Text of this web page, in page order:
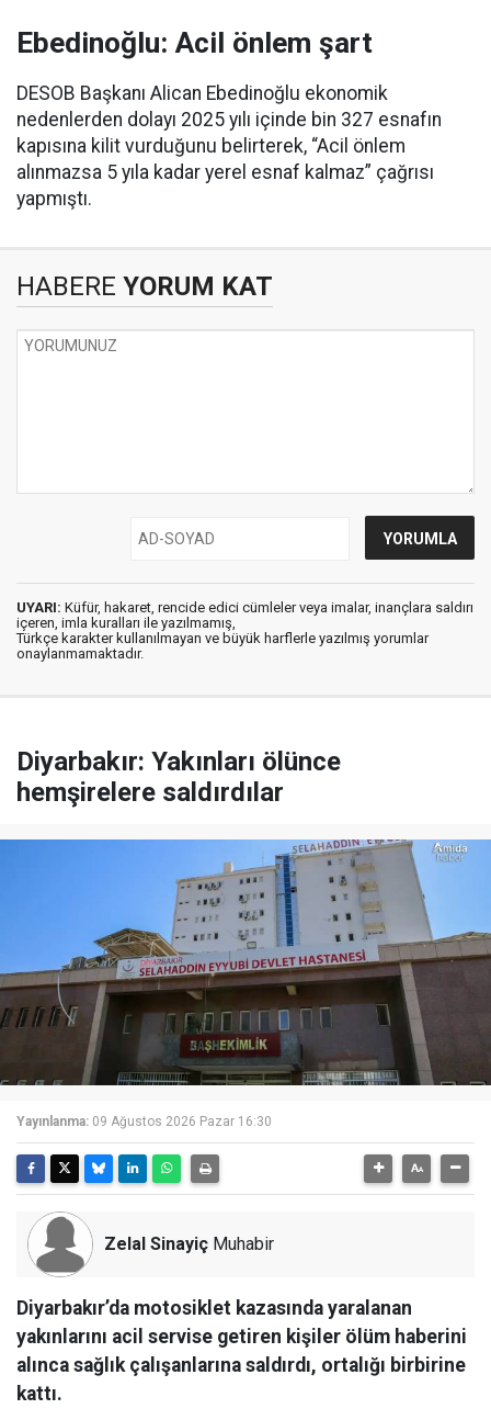
Ebedinoğlu: Acil önlem şart
DESOB Başkanı Alican Ebedinoğlu ekonomik
nedenlerden dolayı 2025 yılı içinde bin 327 esnafın
kapısına kilit vurduğunu belirterek, “Acil önlem
alınmazsa 5 yıla kadar yerel esnaf kalmaz” çağrısı
yapmıştı.
HABERE YORUM KAT
UYARI: Küfür, hakaret, rencide edici cümleler veya imalar, inançlara saldırı
içeren, imla kuralları ile yazılmamış,
Türkçe karakter kullanılmayan ve büyük harflerle yazılmış yorumlar
onaylanmamaktadır.
Diyarbakır: Yakınları ölünce
hemşirelere saldırdılar
Yayınlanma: 09 Ağustos 2026 Pazar 16:30
Zelal Sinayiç Muhabir
Diyarbakır’da motosiklet kazasında yaralanan
yakınlarını acil servise getiren kişiler ölüm haberini
alınca sağlık çalışanlarına saldırdı, ortalığı birbirine
kattı.